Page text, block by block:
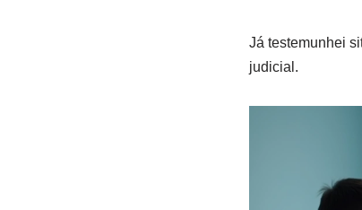
Já testemunhei
judicial.